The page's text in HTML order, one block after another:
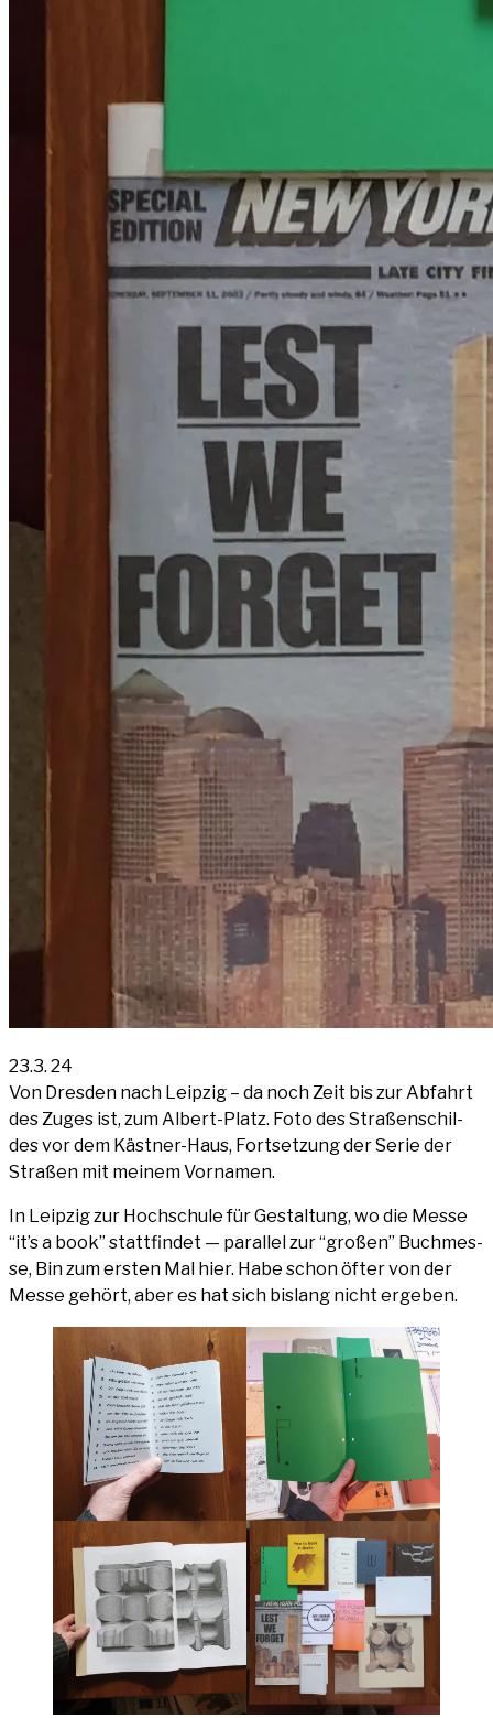
23.3. 24
Von Dres­den nach Leip­zig – da noch Zeit bis zur Abfahrt
des Zuges ist, zum Albert-Platz. Foto des Stra­ßen­schil­
des vor dem Käst­ner-Haus, Fort­set­zung der Serie der
Stra­ßen mit mei­nem Vornamen.
In Leip­zig zur Hoch­schu­le für Gestal­tung, wo die Mes­se
“it’s a book” statt­fin­det — par­al­lel zur “gro­ßen” Buch­mes­
se, Bin zum ers­ten Mal hier. Habe schon öfter von der
Mes­se gehört, aber es hat sich bis­lang nicht ergeben.